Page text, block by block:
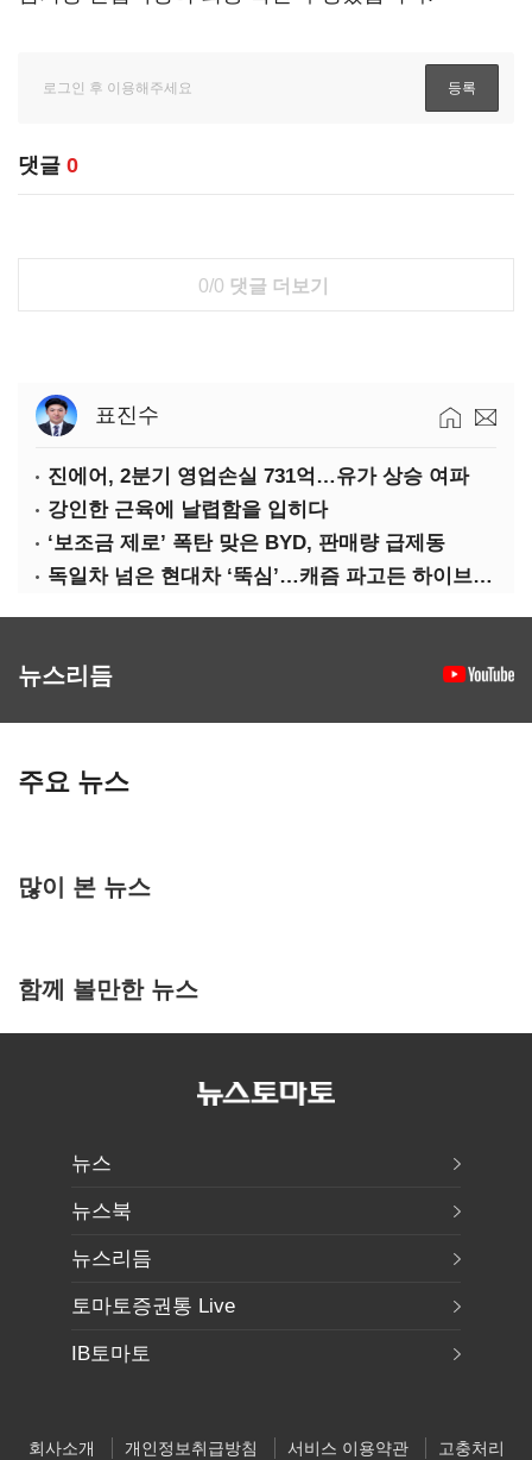
댓글 0
0/0 댓글 더보기
표진수
진에어, 2분기 영업손실 731억…유가 상승 여파
강인한 근육에 날렵함을 입히다
‘보조금 제로’ 폭탄 맞은 BYD, 판매량 급제동
독일차 넘은 현대차 ‘뚝심’…캐즘 파고든 하이브리드 역전극
뉴스리듬
주요 뉴스
많이 본 뉴스
함께 볼만한 뉴스
뉴스
뉴스북
뉴스리듬
토마토증권통 Live
IB토마토
회사소개 개인정보취급방침 서비스 이용약관 고충처리